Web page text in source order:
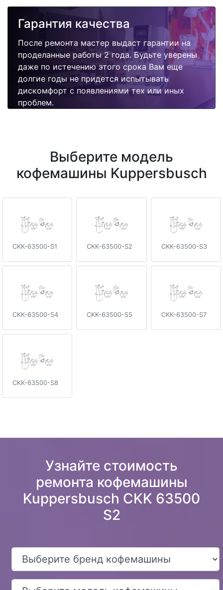
Гарантия качества
После ремонта мастер выдаст гарантии на
проделанные работы 2 года. Будьте уверены
даже по истечению этого срока Вам еще
долгие годы не придется испытывать
дискомфорт с появлениями тех или иных
проблем.
Выберите модель
кофемашины Kuppersbusch
CKK-63500-S1 CKK-63500-S2 CKK-63500-S3
CKK-63500-S4 CKK-63500-S5 CKK-63500-S7
CKK-63500-S8
Узнайте стоимость
ремонта кофемашины
Kuppersbusch CKK 63500
S2